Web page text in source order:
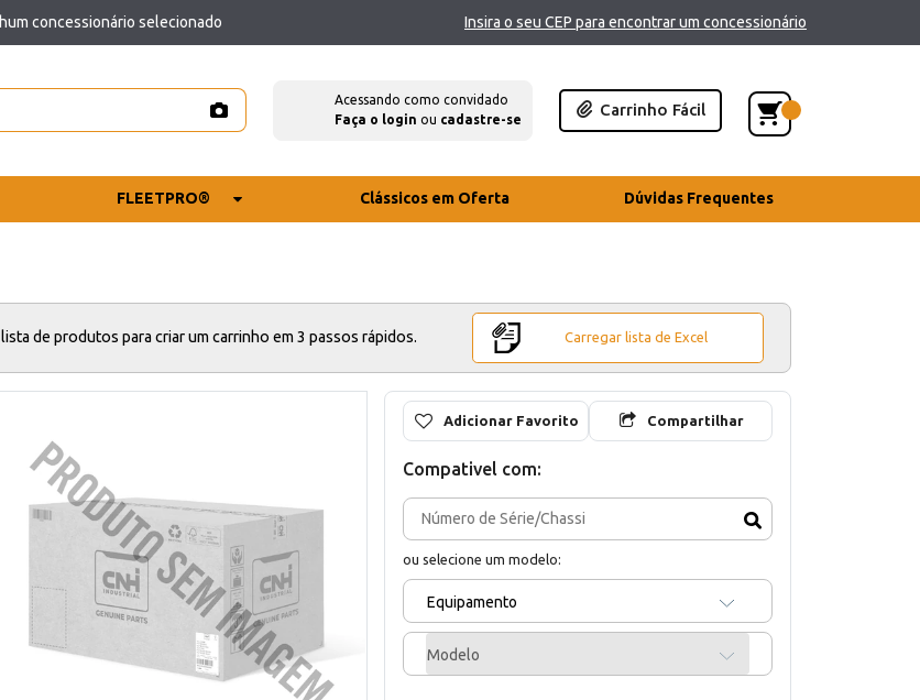
concessionário selecionado Insira o seu CEP para encontrar um concessionário
Acessando como convidado
Faça o login ou cadastre-se
Carrinho Fácil
FLEETPRO® Clássicos em Oferta Dúvidas Frequentes
de produtos para criar um carrinho em 3 passos rápidos. Carregar lista de Excel
Adicionar Favorito Compartilhar
Compativel com:
ou selecione um modelo:
Equipamento
Modelo